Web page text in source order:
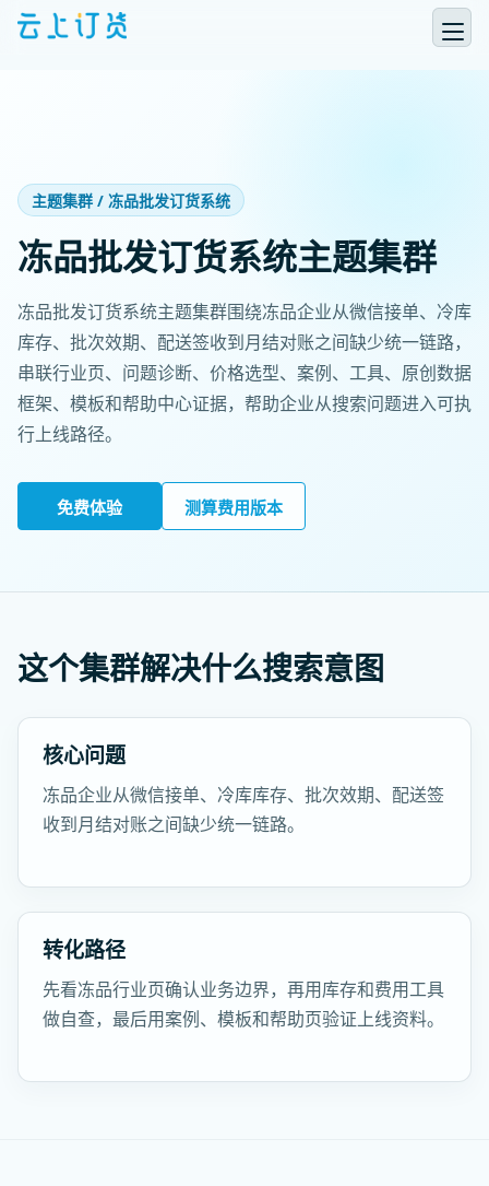
主题集群 / 冻品批发订货系统
冻品批发订货系统主题集群
冻品批发订货系统主题集群围绕冻品企业从微信接单、冷库
库存、批次效期、配送签收到月结对账之间缺少统一链路，
串联行业页、问题诊断、价格选型、案例、工具、原创数据
框架、模板和帮助中心证据，帮助企业从搜索问题进入可执
行上线路径。
免费体验 测算费用版本
这个集群解决什么搜索意图
核心问题
冻品企业从微信接单、冷库库存、批次效期、配送签
收到月结对账之间缺少统一链路。
转化路径
先看冻品行业页确认业务边界，再用库存和费用工具
做自查，最后用案例、模板和帮助页验证上线资料。